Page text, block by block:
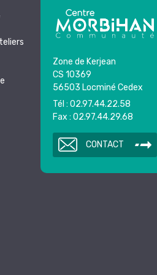
Zone de Kerjean
CS 10369
56503 Locminé Cedex
Tél : 02.97.44.22.58
Fax : 02.97.44.29.68
CONTACT